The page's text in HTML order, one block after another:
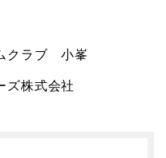
クラブ 小峯
ズ株式会社